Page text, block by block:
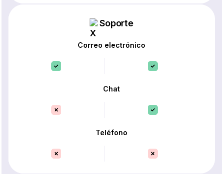
Soporte
Correo electrónico
Chat
Teléfono